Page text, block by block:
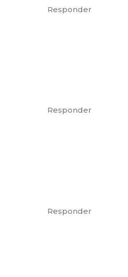
Responder
Responder
Responder